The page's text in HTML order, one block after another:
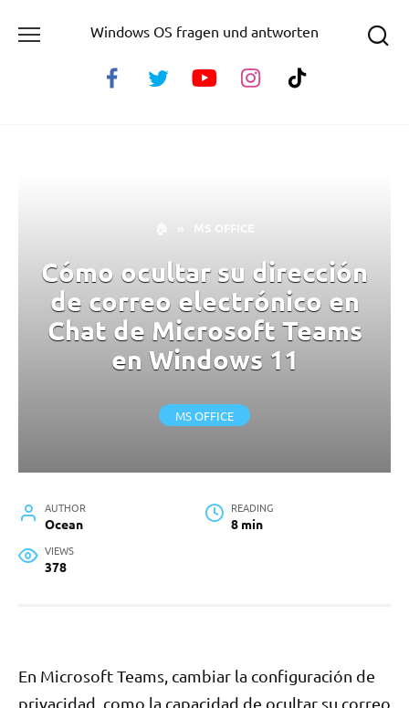
Windows OS fragen und antworten
Cómo ocultar su dirección
de correo electrónico en
Chat de Microsoft Teams
en Windows 11
MS OFFICE
AUTHOR
Ocean
READING
8 min
VIEWS
378
En Microsoft Teams, cambiar la configuración de
privacidad, como la capacidad de ocultar su correo